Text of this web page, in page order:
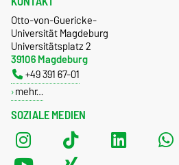
SOZIALE MEDIEN
Otto-von-Guericke-
Universität Magdeburg
Universitätsplatz 2
39106 Magdeburg
+49 391 67-01
mehr…